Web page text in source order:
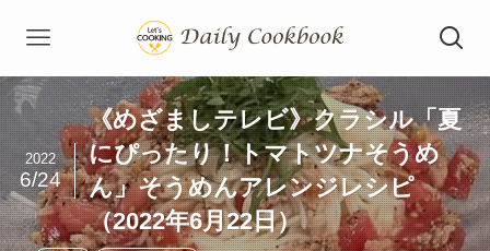
《めざましテレビ》クラシル「夏
にぴったり！トマトツナそうめ
ん」そうめんアレンジレシピ
（2022年6月22日）
2022
6/24